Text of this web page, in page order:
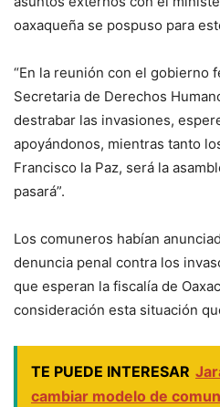
oaxaqueña se pospuso para
“En la reunión con el gobierno
Secretaria de Derechos
destrabar las invasiones,
apoyándonos, mientras tanto
Francisco la Paz, será la
pasará”.
Los comuneros habían
denuncia penal contra los
que esperan la fiscalía de
consideración esta situación
TE PUEDE INTERESAR
cambiar modelo de